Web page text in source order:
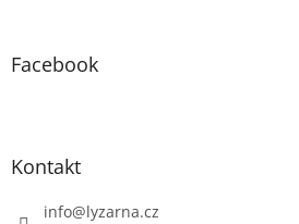
Facebook
Kontakt
info@lyzarna.cz